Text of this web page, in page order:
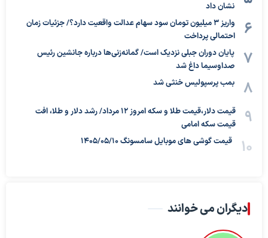
نشان داد
واریز ۳ میلیون تومان سود سهام عدالت واقعیت دارد؟/ جزئیات زمان
احتمالی پرداخت
پایان دوران جبلی نزدیک است/ گمانه‌زنی‌ها درباره جانشین رئیس
صداوسیما داغ شد
بمب پرسپولیس خنثی شد
قیمت دلار،قیمت طلا و سکه امروز ۱۲ مرداد/ رشد دلار و طلا، افت
قیمت سکه امامی
قیمت گوشی های موبایل سامسونگ 1405/05/10
دیگران می خوانند